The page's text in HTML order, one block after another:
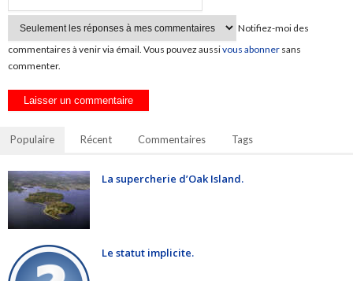
Notifiez-moi des
commentaires à venir via émail. Vous pouvez aussivous abonner sans
commenter.
Populaire Récent Commentaires Tags
La supercherie d’Oak Island.
Le statut implicite.